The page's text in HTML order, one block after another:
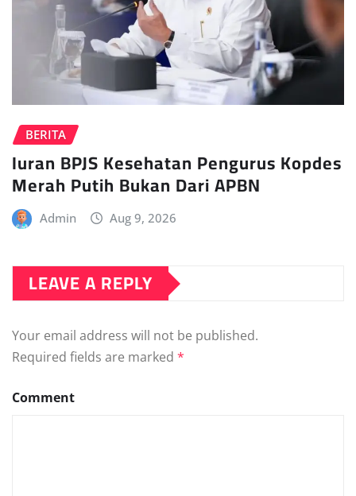
BERITA
Iuran BPJS Kesehatan Pengurus Kopdes
Merah Putih Bukan Dari APBN
Admin Aug 9, 2026
LEAVE A REPLY
Your email address will not be published.
Required fields are marked *
Comment